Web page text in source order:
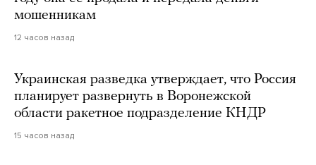
мошенникам
12 часов назад
Украинская разведка утверждает, что Россия
планирует развернуть в Воронежской
области ракетное подразделение КНДР
15 часов назад